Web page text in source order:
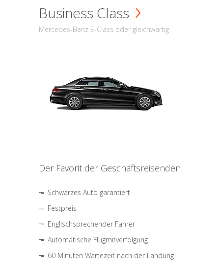
Business Class
Mercedes-Benz E-Class oder gleichwärtig
Der Favorit der Geschäftsreisenden
Schwarzes Auto garantiert
Festpreis
Englischsprechender Fahrer
Automatische Flugmitverfolgung
60 Minuten Wartezeit nach der Landung